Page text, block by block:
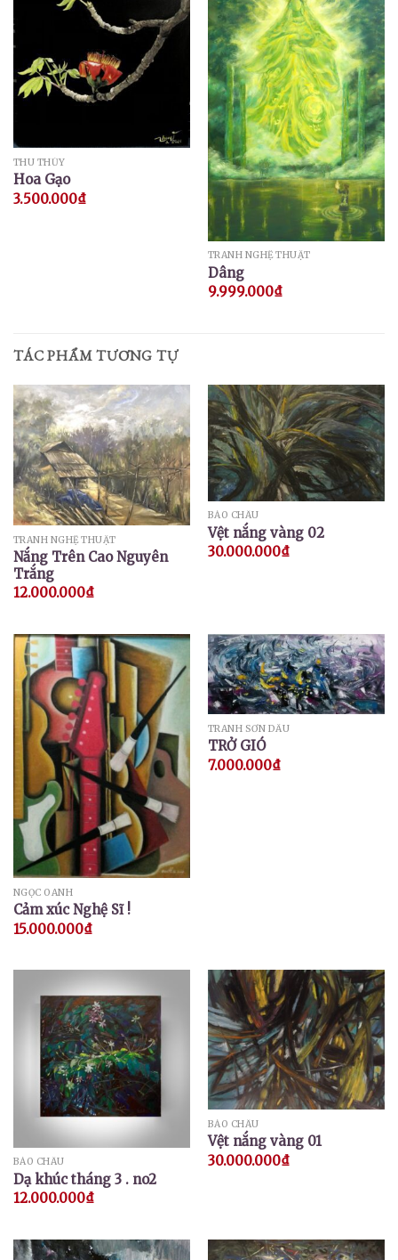
THU THỦY
Hoa Gạo
3.500.000₫
TRANH NGHỆ THUẬT
Dâng
9.999.000₫
TÁC PHẨM TƯƠNG TỰ
TRANH NGHỆ THUẬT
Nắng Trên Cao Nguyên
Trắng
12.000.000₫
BẢO CHÂU
Vệt nắng vàng 02
30.000.000₫
NGỌC OANH
Cảm xúc Nghệ Sĩ !
15.000.000₫
TRANH SƠN DẦU
TRỞ GIÓ
7.000.000₫
BẢO CHÂU
Dạ khúc tháng 3 . no2
12.000.000₫
BẢO CHÂU
Vệt nắng vàng 01
30.000.000₫